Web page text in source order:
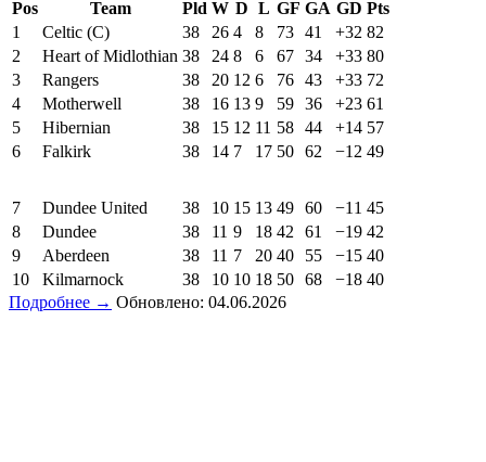
Pos
Team Pld W D L GF GA GD Pts
1
Celtic (C) 38 26 4 8 73 41 +32 82
2
Heart of Midlothian 38 24 8 6 67 34 +33 80
3
Rangers 38 20 12 6 76 43 +33 72
4
Motherwell 38 16 13 9 59 36 +23 61
5
Hibernian 38 15 12 11 58 44 +14 57
6
Falkirk 38 14 7 17 50 62 −12 49
7 Dundee United 38 10 15 13 49 60 −11 45
8
Dundee 38 11 9 18 42 61 −19 42
9
Aberdeen 38 11 7 20 40 55 −15 40
10
Kilmarnock 38 10 10 18 50 68 −18 40
Подробнее → Обновлено: 04.06.2026